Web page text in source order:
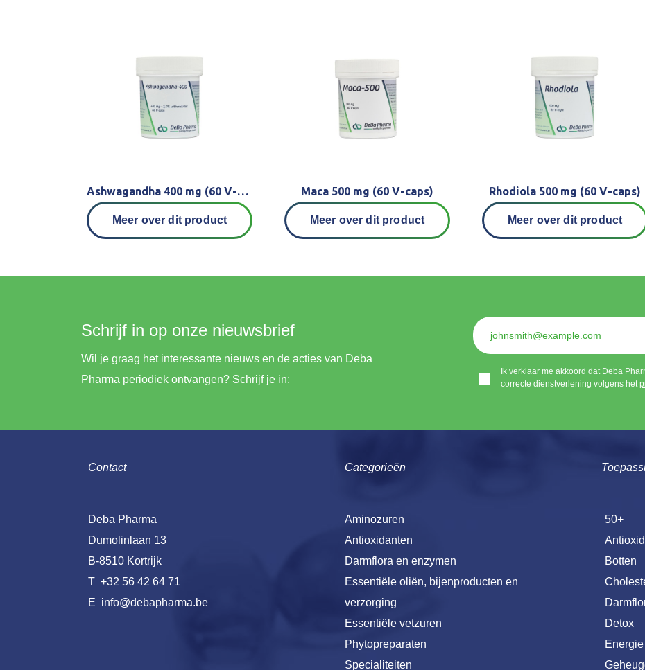
Ashwagandha 400 mg (60 V-caps)
Meer over dit product
Maca 500 mg (60 V-caps)
Meer over dit product
Rhodiola 500 mg (60 V-caps)
Meer over dit product
Ik verklaar me akkoord dat Deba
correcte dienstverlening volgens het
Schrijf in op onze nieuwsbrief
Wil je graag het interessante nieuws en de acties van Deba
Pharma periodiek ontvangen? Schrijf je in:
50+
Botten
Detox
Energie
Contact
Deba Pharma
Dumolinlaan 13
B-8510 Kortrijk
T +32 56 42 64 71
E info@debapharma.be
Categorieën
Aminozuren
Antioxidanten
Darmflora en enzymen
Essentiële oliën, bijenproducten en
verzorging
Essentiële vetzuren
Phytopreparaten
Specialiteiten